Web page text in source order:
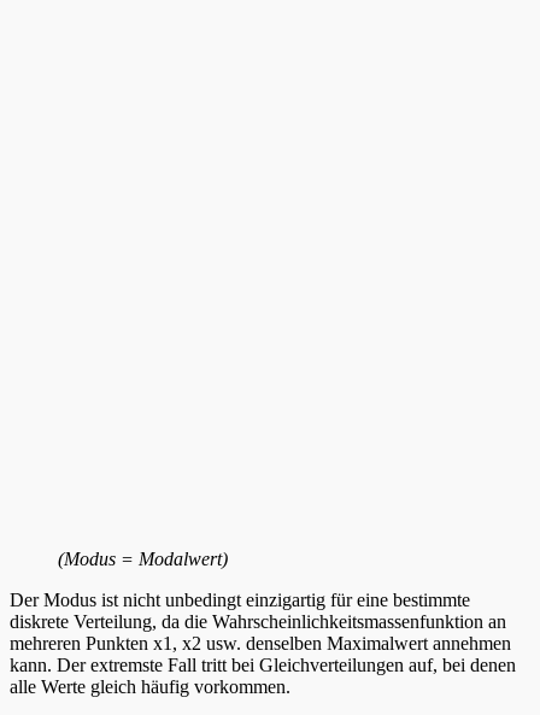
(Modus = Modalwert)
Der Modus ist nicht unbedingt einzigartig für eine bestimmte
diskrete Verteilung, da die Wahrscheinlichkeitsmassenfunktion an
mehreren Punkten x1, x2 usw. denselben Maximalwert annehmen
kann. Der extremste Fall tritt bei Gleichverteilungen auf, bei denen
alle Werte gleich häufig vorkommen.